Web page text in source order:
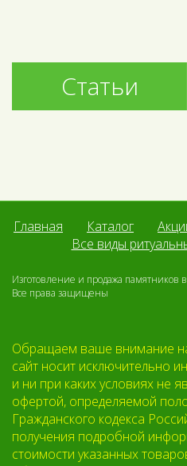
Статьи
Главная Каталог
Все виды
Изготовление и продажа памятников
Все права защищены
Обращаем ваше внимание
сайт носит исключительно
и ни при каких условиях не
офертой, определяемой
Гражданского кодекса
получения подробной
стоимости указанных